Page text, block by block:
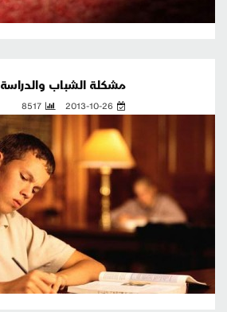
مشكلة الشباب والدراسة
2013-10-26
8517